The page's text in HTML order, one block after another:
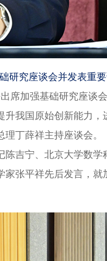
研究座谈会并发表重
加强基础研究座谈
我国原始创新能力，
丁薛祥主持座谈会。
吉宁、北京大学数学
张平祥先后发言，